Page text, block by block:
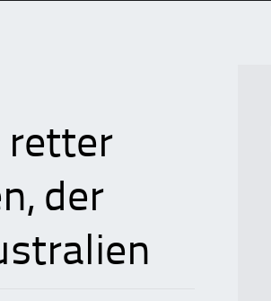
retter
der